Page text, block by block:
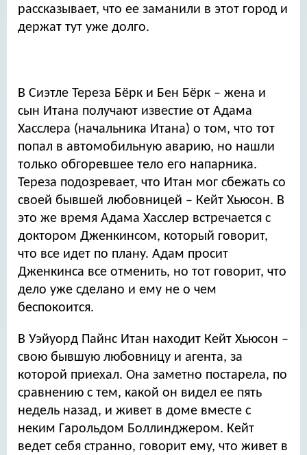
рассказывает, что ее заманили в этот город и
держат тут уже долго.
В Сиэтле Тереза Бёрк и Бен Бёрк – жена и
сын Итана получают известие от Адама
Хасслера (начальника Итана) о том, что тот
попал в автомобильную аварию, но нашли
только обгоревшее тело его напарника.
Тереза подозревает, что Итан мог сбежать со
своей бывшей любовницей – Кейт Хьюсон. В
это же время Адама Хасслер встречается с
доктором Дженкинсом, который говорит,
что все идет по плану. Адам просит
Дженкинса все отменить, но тот говорит, что
дело уже сделано и ему не о чем
беспокоится.
В Уэйуорд Пайнс Итан находит Кейт Хьюсон –
свою бывшую любовницу и агента, за
которой приехал. Она заметно постарела, по
сравнению с тем, какой он видел ее пять
недель назад, и живет в доме вместе с
неким Гарольдом Боллинджером. Кейт
ведет себя странно, говорит ему, что живет в